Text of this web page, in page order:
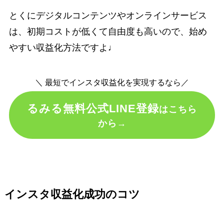
とくにデジタルコンテンツやオンラインサービス
は、初期コストが低くて自由度も高いので、始め
やすい収益化方法ですよ♩
＼ 最短でインスタ収益化を実現するなら／
るみる無料公式LINE登録はこちら
から→
インスタ収益化成功のコツ